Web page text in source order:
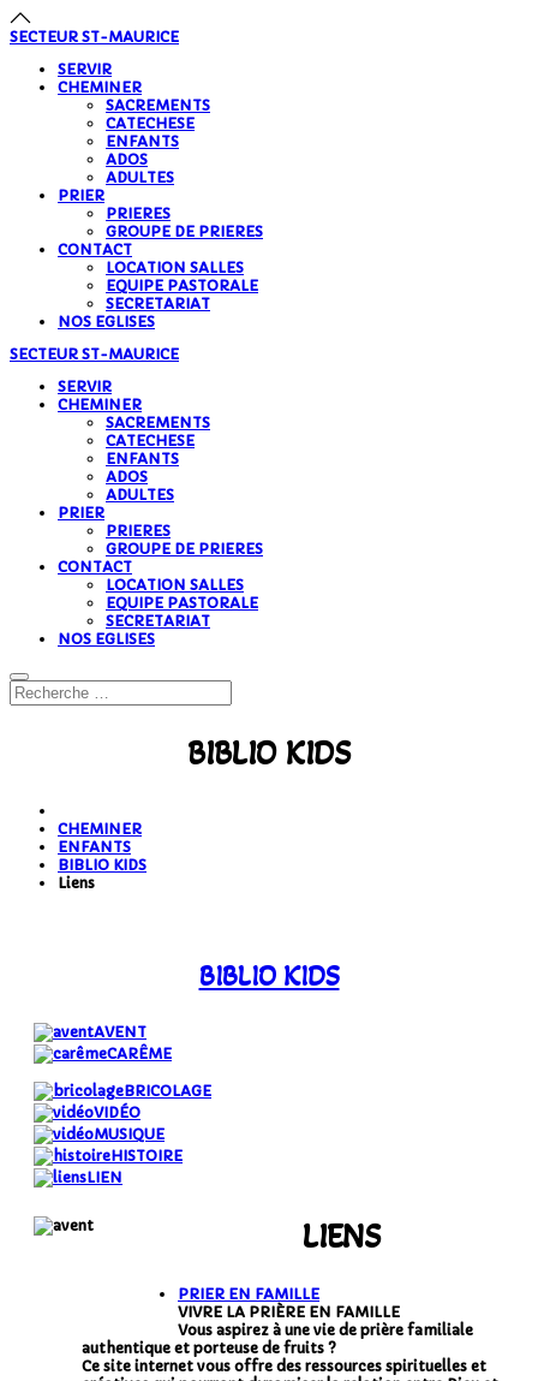
SECTEUR ST-MAURICE
SERVIR
CHEMINER
SACREMENTS
CATECHESE
ENFANTS
ADOS
ADULTES
PRIER
PRIERES
GROUPE DE PRIERES
CONTACT
LOCATION SALLES
EQUIPE PASTORALE
SECRETARIAT
NOS EGLISES
SECTEUR ST-MAURICE
SERVIR
CHEMINER
SACREMENTS
CATECHESE
ENFANTS
ADOS
ADULTES
PRIER
PRIERES
GROUPE DE PRIERES
CONTACT
LOCATION SALLES
EQUIPE PASTORALE
SECRETARIAT
NOS EGLISES
BIBLIO KIDS
CHEMINER
ENFANTS
BIBLIO KIDS
Liens
BIBLIO KIDS
AVENT
CARÊME
BRICOLAGE
VIDÉO
MUSIQUE
HISTOIRE
LIEN
LIENS
PRIER EN FAMILLE
VIVRE LA PRIÈRE EN FAMILLE
Vous aspirez à une vie de prière familiale
authentique et porteuse de fruits ?
Ce site internet vous offre des ressources spirituelles et